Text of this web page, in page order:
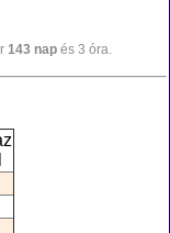
143 nap és 3 óra.